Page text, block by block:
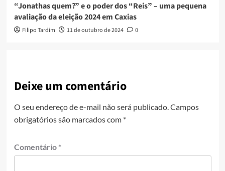
“Jonathas quem?” e o poder dos “Reis” – uma pequena
avaliação da eleição 2024 em Caxias
Filipo Tardim 11 de outubro de 2024 0
Deixe um comentário
O seu endereço de e-mail não será publicado.Campos
obrigatórios são marcados com *
Comentário *